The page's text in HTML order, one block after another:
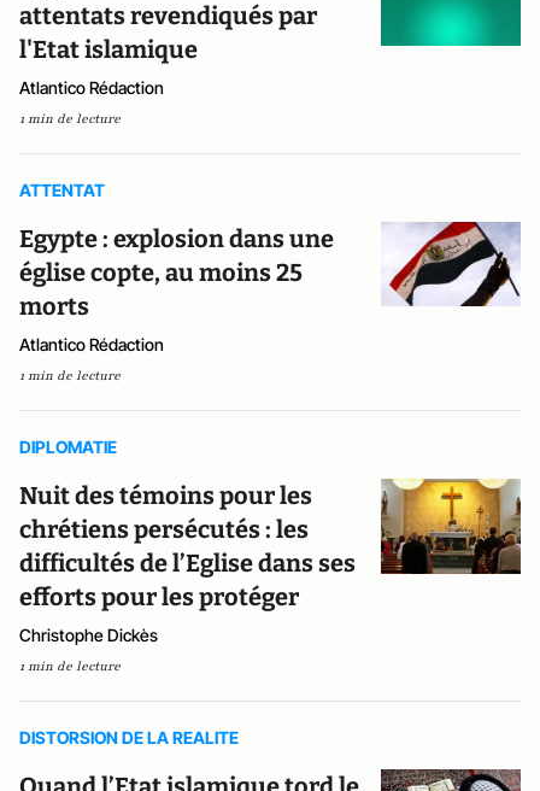
attentats revendiqués par
l'Etat islamique
Atlantico Rédaction
1 min de lecture
ATTENTAT
Egypte : explosion dans une
église copte, au moins 25
morts
Atlantico Rédaction
1 min de lecture
DIPLOMATIE
Nuit des témoins pour les
chrétiens persécutés : les
difficultés de l’Eglise dans ses
efforts pour les protéger
Christophe Dickès
1 min de lecture
DISTORSION DE LA REALITE